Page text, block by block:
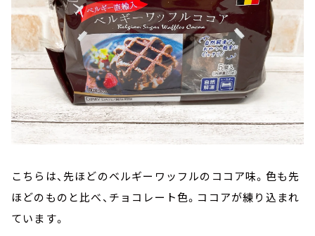
こちらは、先ほどのベルギーワッフルのココア味。色も先
ほどのものと比べ、チョコレート色。ココアが練り込まれ
ています。